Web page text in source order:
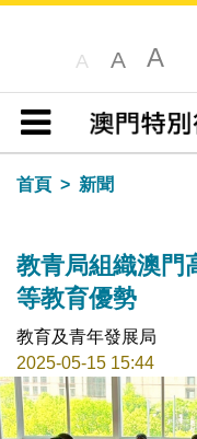
A A A
目錄
首頁
新聞
教青局組織澳門
等教育優勢
教育及青年發展局
2025-05-15 15:44